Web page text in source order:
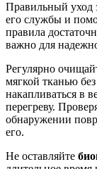
Правильный уход
его службы и
правила
важно для
Регулярно
мягкой тканью
накапливаться в
перегреву.
обнаружении
его.
Не оставляйте